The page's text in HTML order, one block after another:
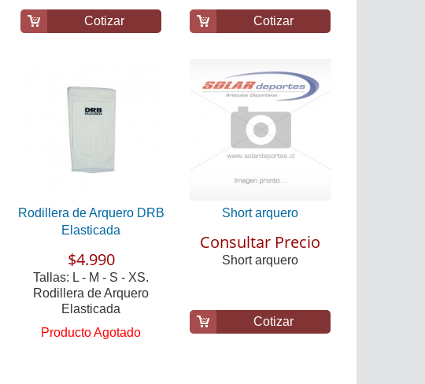
Cotizar Cotizar
Rodillera de Arquero DRB
Elasticada
$4.990
Tallas: L - M - S - XS.
Rodillera de Arquero
Elasticada
Producto Agotado
Short arquero
Consultar Precio
Short arquero
Cotizar